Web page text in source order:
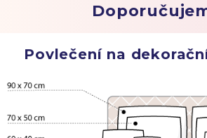
Povlečení na